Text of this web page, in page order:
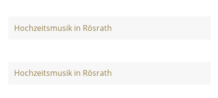
Hochzeitsmusik in Rösrath
Hochzeitsmusik in Rösrath